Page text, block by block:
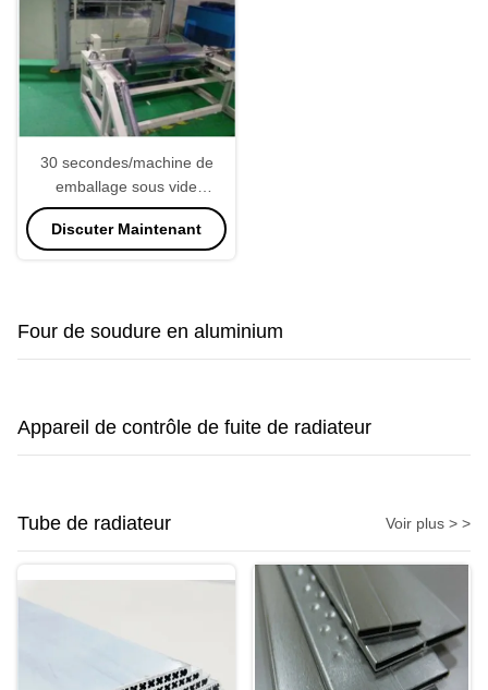
30 secondes/machine de
emballage sous vide
industrielle scelleur de PCs
réglable
Discuter Maintenant
Four de soudure en aluminium
Appareil de contrôle de fuite de radiateur
Tube de radiateur Voir plus > >